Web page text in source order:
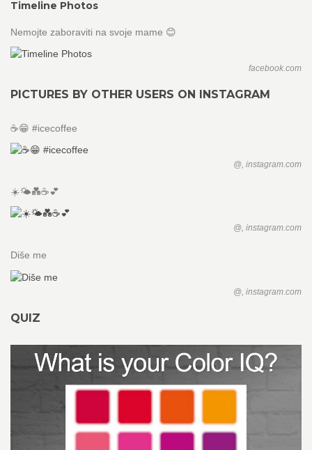
Timeline Photos
Nemojte zaboraviti na svoje mame 😊
facebook.com
PICTURES BY OTHER USERS ON INSTAGRAM
☕😁 #icecoffee
@, instagram.com
☀️🌤💑☕️💕
@, instagram.com
Diše me
@, instagram.com
QUIZ